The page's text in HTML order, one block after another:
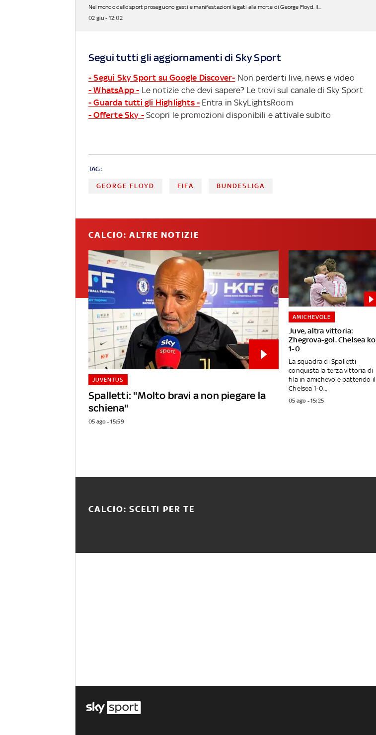
Nel mondo dello sport proseguono gesti e manifestazioni legati alla morte di George Floyd. Il...
02 giu - 12:02
Segui tutti gli aggiornamenti di Sky Sport
- Segui Sky Sport su Google Discover- Non perderti live, news e video
- WhatsApp - Le notizie che devi sapere? Le trovi sul canale di Sky Sport
- Guarda tutti gli Highlights - Entra in SkyLightsRoom
- Offerte Sky - Scopri le promozioni disponibili e attivale subito
TAG:
GEORGE FLOYD FIFA BUNDESLIGA
CALCIO: ALTRE NOTIZIE
Spalletti: "Molto bravi a non piegare la
schiena"
JUVENTUS
05 ago - 15:59
Juve, altra vittoria:
Zhegrova-gol. Chelsea ko
1-0
AMICHEVOLE
La squadra di Spalletti
conquista la terza vittoria di
fila in amichevole battendo il
Chelsea 1-0...
05 ago - 15:25
CALCIO: SCELTI PER TE